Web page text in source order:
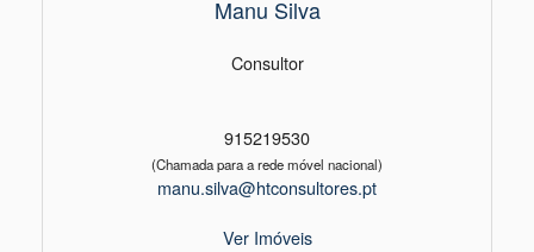
Manu Silva
Consultor
915219530
(Chamada para a rede móvel nacional)
manu.silva@htconsultores.pt
Ver Imóveis